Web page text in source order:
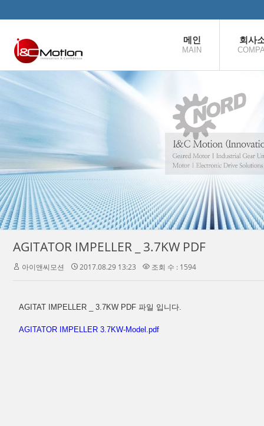
메인
MAIN
회사
AGITATOR IMPELLER _ 3.7KW PDF
아이앤씨모션 2017.08.29 13:23 조회 수 : 1594
AGITAT IMPELLER _ 3.7KW PDF 파일 입니다.
AGITATOR IMPELLER 3.7KW-Model.pdf